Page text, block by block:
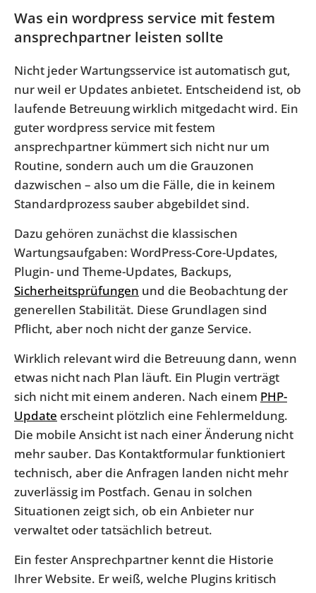
Was ein wordpress service mit festem
ansprechpartner leisten sollte
Nicht jeder Wartungsservice ist automatisch gut,
nur weil er Updates anbietet. Entscheidend ist, ob
laufende Betreuung wirklich mitgedacht wird. Ein
guter wordpress service mit festem
ansprechpartner kümmert sich nicht nur um
Routine, sondern auch um die Grauzonen
dazwischen – also um die Fälle, die in keinem
Standardprozess sauber abgebildet sind.
Dazu gehören zunächst die klassischen
Wartungsaufgaben: WordPress-Core-Updates,
Plugin- und Theme-Updates, Backups,
Sicherheitsprüfungen und die Beobachtung der
generellen Stabilität. Diese Grundlagen sind
Pflicht, aber noch nicht der ganze Service.
Wirklich relevant wird die Betreuung dann, wenn
etwas nicht nach Plan läuft. Ein Plugin verträgt
sich nicht mit einem anderen. Nach einem PHP-
Update erscheint plötzlich eine Fehlermeldung.
Die mobile Ansicht ist nach einer Änderung nicht
mehr sauber. Das Kontaktformular funktioniert
technisch, aber die Anfragen landen nicht mehr
zuverlässig im Postfach. Genau in solchen
Situationen zeigt sich, ob ein Anbieter nur
verwaltet oder tatsächlich betreut.
Ein fester Ansprechpartner kennt die Historie
Ihrer Website. Er weiß, welche Plugins kritisch